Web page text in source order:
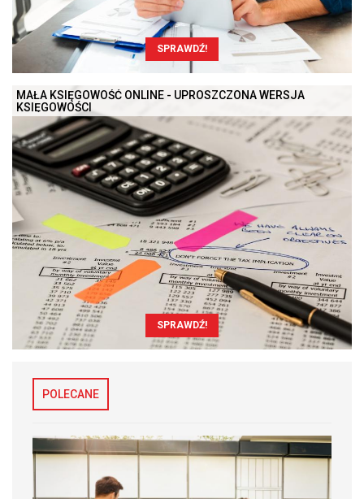
SPRAWDŹ!
MAŁA KSIĘGOWOŚĆ ONLINE - UPROSZCZONA WERSJA
KSIĘGOWOŚCI
SPRAWDŹ!
POLECANE